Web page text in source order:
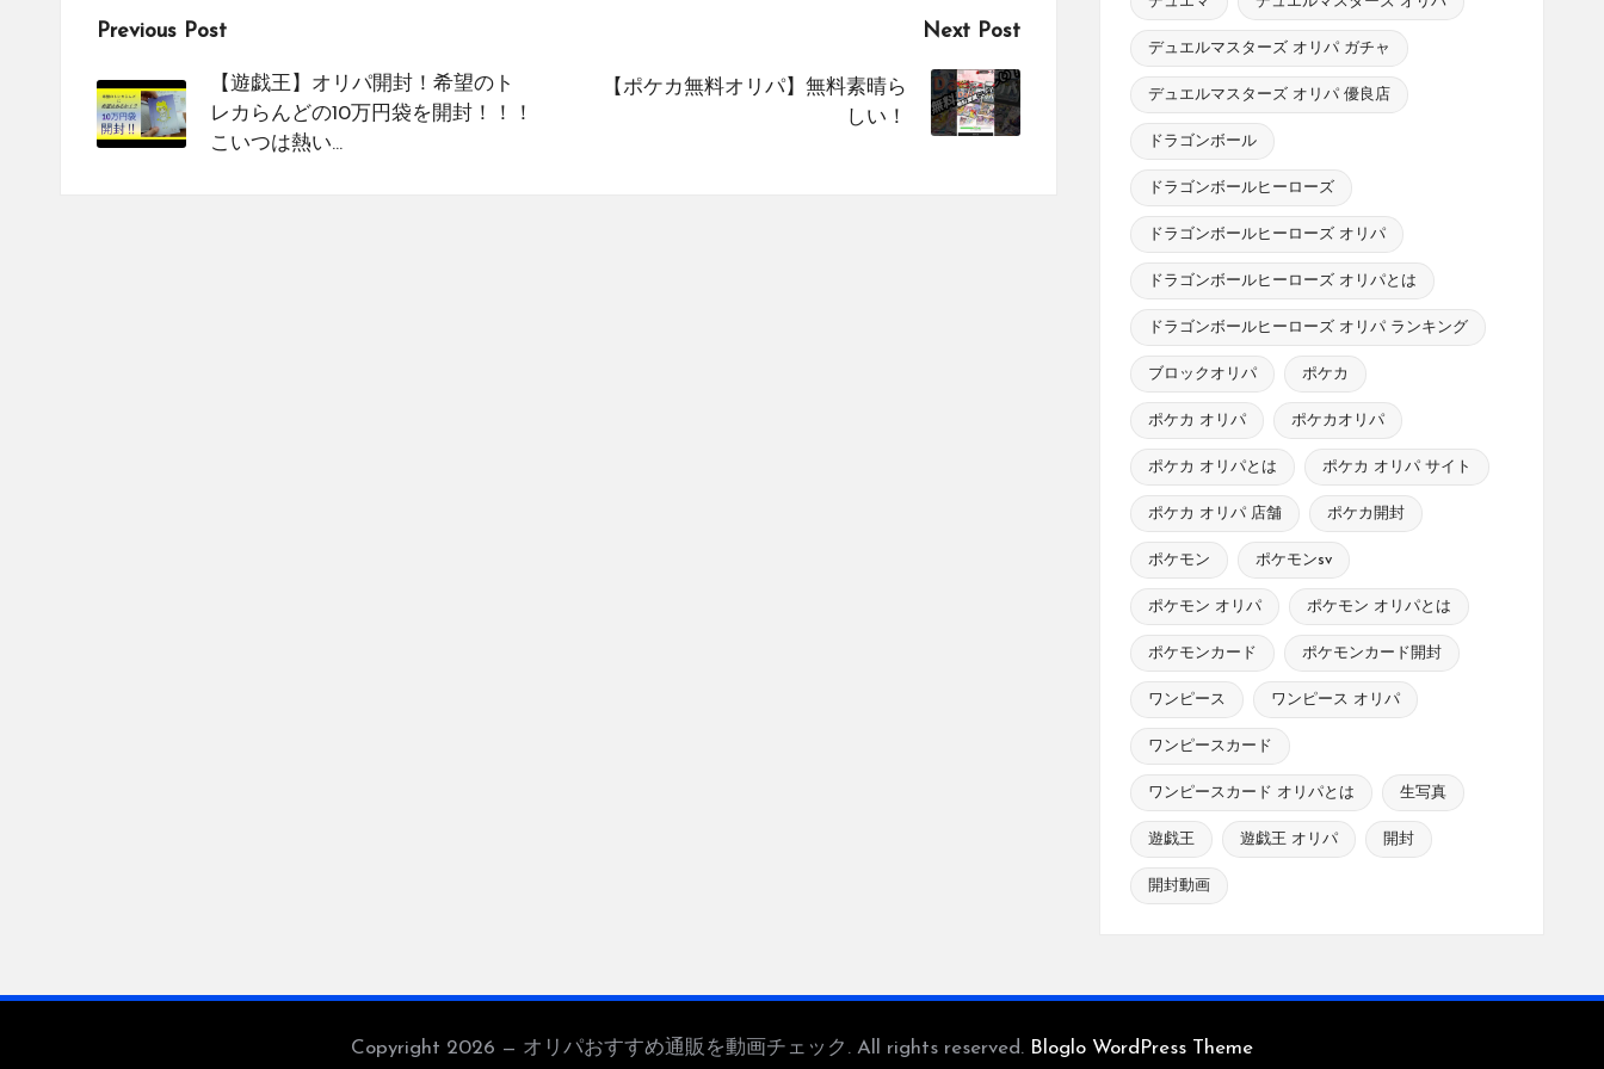
Post
navigation
Previous Post
【遊戯王】オリパ開封！希望のト
レカらんどの10万円袋を開封！！！
こいつは熱い…
Next Post
【ポケカ無料オリパ】無料素晴ら
しい！
デュエルマスターズ オリパ ガチャ
デュエルマスターズ オリパ 優良店
ドラゴンボール
ドラゴンボールヒーローズ
ドラゴンボールヒーローズ オリパ
ドラゴンボールヒーローズ オリパとは
ドラゴンボールヒーローズ オリパ ランキング
ブロックオリパ ポケカ
ポケカ オリパ ポケカオリパ
ポケカ オリパとは ポケカ オリパ サイト
ポケカ オリパ 店舗 ポケカ開封
ポケモン ポケモンsv
ポケモン オリパ ポケモン オリパとは
ポケモンカード ポケモンカード開封
ワンピース ワンピース オリパ
ワンピースカード
ワンピースカード オリパとは 生写真
遊戯王 遊戯王 オリパ 開封
開封動画
Copyright 2026 — オリパおすすめ通販を動画チェック. All rights reserved. Bloglo WordPress Theme